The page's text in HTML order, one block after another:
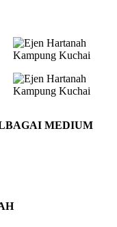
MEDIUM